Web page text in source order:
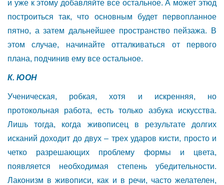
и уже к этому добавляйте все остальное. А может этюд
построиться так, что основным будет первопланное
пятно, а затем дальнейшее пространство пейзажа. В
этом случае, начинайте отталкиваться от первого
плана, подчинив ему все остальное.
К. ЮОН
Ученическая, робкая, хотя и искренняя, но
протокольная работа, есть только азбука искусства.
Лишь тогда, когда живописец в результате долгих
исканий доходит до двух – трех ударов кисти, просто и
четко разрешающих проблему формы и цвета,
появляется необходимая степень убедительности.
Лаконизм в живописи, как и в речи, часто желателен,